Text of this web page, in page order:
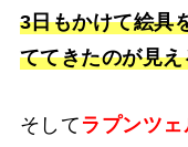
3日もかけて絵具
ててきたのが見
そして ラプンツ